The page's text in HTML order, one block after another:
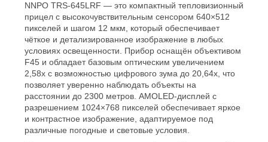
NNPO TRS-645LRF — это компактный тепловизионный
прицел с высокочувствительным сенсором 640×512
пикселей и шагом 12 мкм, который обеспечивает
чёткое и детализированное изображение в любых
условиях освещенности. Прибор оснащён объективом
F45 и обладает базовым оптическим увеличением
2,58х с возможностью цифрового зума до 20,64х, что
позволяет уверенно наблюдать объекты на
расстоянии до 2300 метров. AMOLED-дисплей с
разрешением 1024×768 пикселей обеспечивает яркое
и контрастное изображение, адаптируемое под
различные погодные и световые условия.